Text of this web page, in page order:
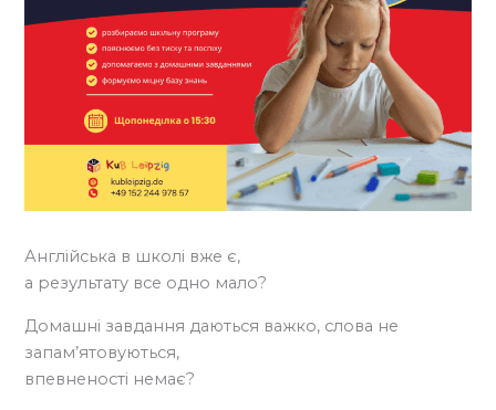
Англійська в школі вже є,
а результату все одно мало?
Домашні завдання даються важко, слова не
запам’ятовуються,
впевненості немає?